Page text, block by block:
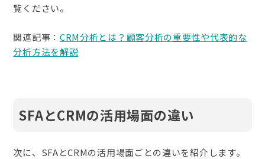
覧ください。
関連記事： CRM分析とは？顧客分析の重要性や代表的な
分析方法を解説
SFAとCRMの活用場面の違い
次に、SFAとCRMの活用場面ごとの違いを紹介します。